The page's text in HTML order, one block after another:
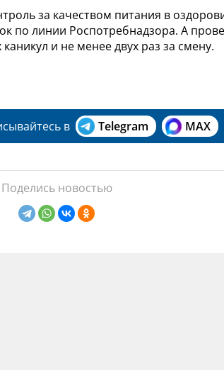
за качеством питания в
по линии Роспотребнадзора. А
и не менее двух раз за смену.
в Telegram MAX
Поделись новостью